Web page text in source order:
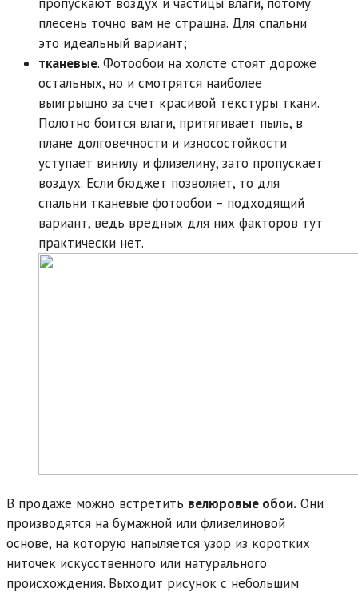
плесень точно вам не страшна. Для спальни
это идеальный вариант;
тканевые. Фотообои на холсте стоят дороже
остальных, но и смотрятся наиболее
выигрышно за счет красивой текстуры ткани.
Полотно боится влаги, притягивает пыль, в
плане долговечности и износостойкости
уступает винилу и флизелину, зато пропускает
воздух. Если бюджет позволяет, то для
спальни тканевые фотообои – подходящий
вариант, ведь вредных для них факторов тут
практически нет.
В продаже можно встретить велюровые обои. Они
производятся на бумажной или флизелиновой
основе, на которую напыляется узор из коротких
ниточек искусственного или натурального
происхождения. Выходит рисунок с небольшим